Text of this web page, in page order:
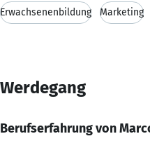
Erwachsenenbildung Marketing
Werdegang
Berufserfahrung von